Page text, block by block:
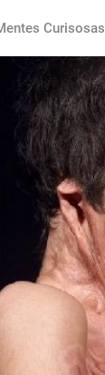
Curisosas